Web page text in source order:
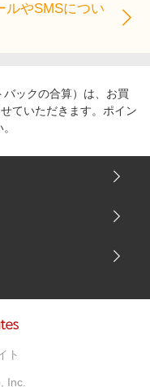
ルやSMSについ
ックの合算）は、お買
ていただきます。ポイン
ト
Inc.